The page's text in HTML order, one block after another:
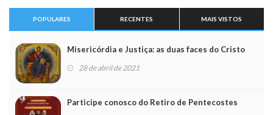
POPULARES RECENTES MAIS VISTOS
Misericórdia e Justiça: as duas faces do Cristo
28 de abril de 2021
Participe conosco do Retiro de Pentecostes